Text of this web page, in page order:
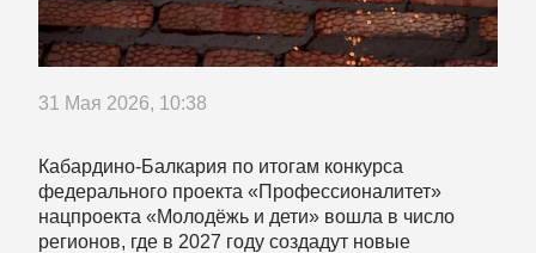
31 Мая 2026, 10:38
Кабардино-Балкария по итогам конкурса
федерального проекта «Профессионалитет»
нацпроекта «Молодёжь и дети» вошла в число
регионов, где в 2027 году создадут новые